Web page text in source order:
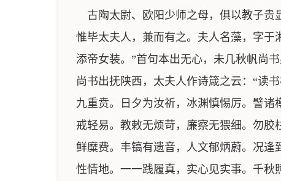
古陶太尉、欧阳少师之母，俱以教子贵
惟毕太夫人，兼而有之。夫人名藻，字
添帝女装。”首句本出无心，未几秋帆尚
尚书出抚陕西，太夫人作诗箴之云：“读
九重贲。日夕为汝祈，冰渊慎惕厉。譬
戒轻易。教敕无烦苛，廉察无猥细。勿
鲜糜费。丰镐有遗音，人文郁炳蔚。况
性情地。一一践履真，实心见实事。千